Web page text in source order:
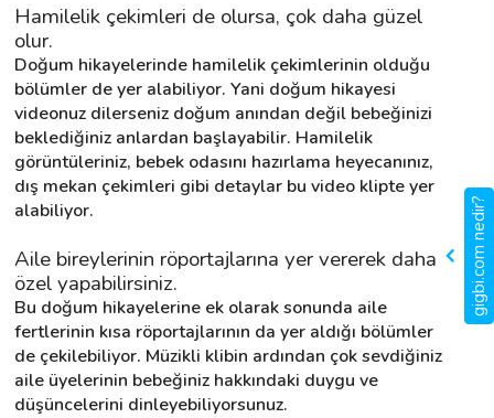
Hamilelik çekimleri de olursa, çok daha güzel
olur.
Doğum hikayelerinde hamilelik çekimlerinin olduğu
bölümler de yer alabiliyor. Yani doğum hikayesi
videonuz dilerseniz doğum anından değil bebeğinizi
beklediğiniz anlardan başlayabilir. Hamilelik
görüntüleriniz, bebek odasını hazırlama heyecanınız,
dış mekan çekimleri gibi detaylar bu video klipte yer
alabiliyor.
Aile bireylerinin röportajlarına yer vererek daha
özel yapabilirsiniz.
Bu doğum hikayelerine ek olarak sonunda aile
fertlerinin kısa röportajlarının da yer aldığı bölümler
de çekilebiliyor. Müzikli klibin ardından çok sevdiğiniz
aile üyelerinin bebeğiniz hakkındaki duygu ve
düşüncelerini dinleyebiliyorsunuz.
gigbi.com nedir?